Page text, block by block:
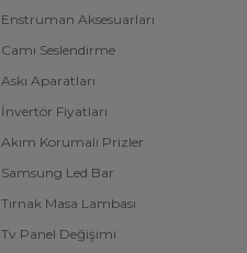
Enstrüman Aksesuarları
Cami Seslendirme
Askı Aparatları
İnvertör Fiyatları
Akım Korumalı Prizler
Samsung Led Bar
Tırnak Masa Lambası
Tv Panel Değişimi